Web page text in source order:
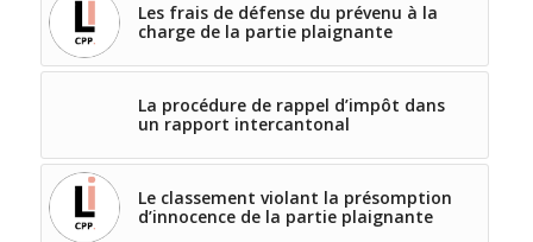
Les frais de défense du prévenu à la
charge de la partie plaignante
La procédure de rappel d’impôt dans
un rapport intercantonal
Le classement violant la présomption
d’innocence de la partie plaignante